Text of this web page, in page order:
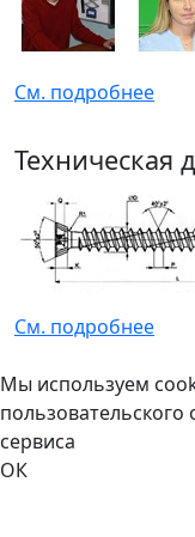
См. подробнее
Техническая
См. подробнее
Мы используем
сервиса
ОК